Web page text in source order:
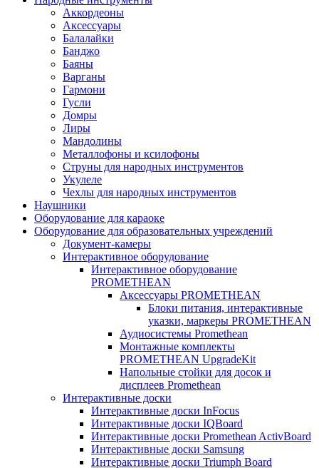
Аккордеоны
Аксессуары
Балалайки
Банджо
Баяны
Варганы
Гармони
Гусли
Домры
Лиры
Мандолины
Металлофоны и ксилофоны
Струны для народных инструментов
Укулеле
Чехлы для народных инструментов
Наушники
Оборудование для караоке
Оборудование для образовательных учреждений
Документ-камеры
Интерактивное оборудование
Интерактивное оборудование
PROMETHEAN
Аксессуары PROMETHEAN
Блоки питания, интерактивные
указки, маркеры PROMETHEAN
Аудиосистемы Promethean
Монтажные комплекты
PROMETHEAN UpgradeKit
Напольные стойки для досок и
дисплеев Promethean
Интерактивные доски
Интерактивные доски InFocus
Интерактивные доски IQBoard
Интерактивные доски Promethean ActivBoard
Интерактивные доски Samsung
Интерактивные доски Triumph Board